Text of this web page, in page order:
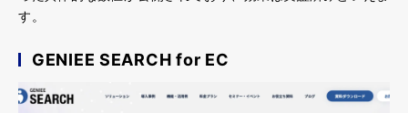
す。
GENIEE SEARCH for EC